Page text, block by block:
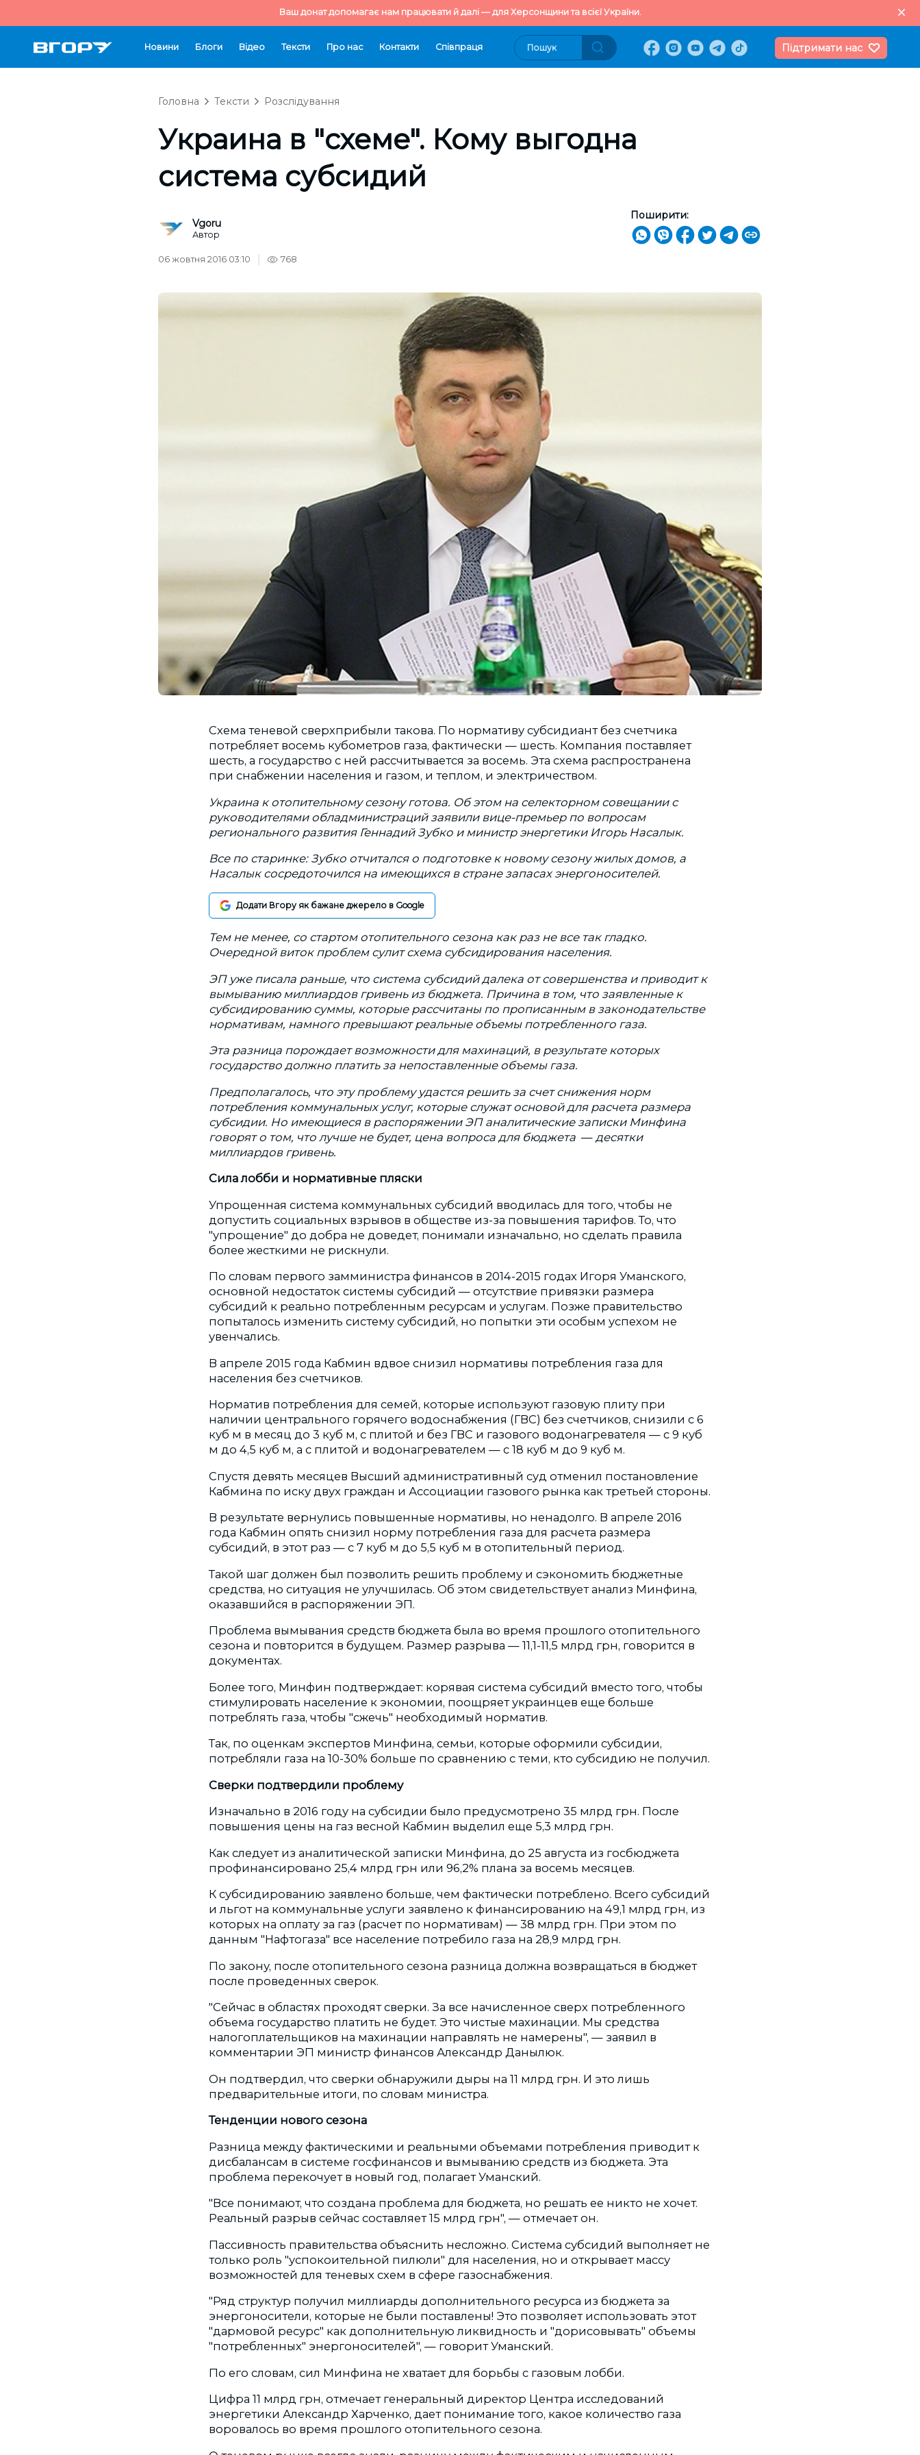
Ваш донат допомагає нам працювати й далі — для Херсонщини та всієї України.
Новини Блоги Відео Тексти Про нас Контакти Cпівпраця Підтримати нас
Головна Тексти Розслідування
Украина в "схеме". Кому выгодна
система субсидий
Vgoru
Автор
Поширити:
06 жовтня 2016 03:10 768
Схема теневой сверхприбыли такова. По нормативу субсидиант без счетчика
потребляет восемь кубометров газа, фактически — шесть. Компания поставляет
шесть, а государство с ней рассчитывается за восемь. Эта схема распространена
при снабжении населения и газом, и теплом, и электричеством.
Украина к отопительному сезону готова. Об этом на селекторном совещании с
руководителями обладминистраций заявили вице-премьер по вопросам
регионального развития Геннадий Зубко и министр энергетики Игорь Насалык.
Все по старинке: Зубко отчитался о подготовке к новому сезону жилых домов, а
Насалык сосредоточился на имеющихся в стране запасах энергоносителей.
Додати Вгору як бажане джерело в Google
Тем не менее, со стартом отопительного сезона как раз не все так гладко.
Очередной виток проблем сулит схема субсидирования населения.
ЭП уже писала раньше, что система субсидий далека от совершенства и приводит к
вымыванию миллиардов гривень из бюджета. Причина в том, что заявленные к
субсидированию суммы, которые рассчитаны по прописанным в законодательстве
нормативам, намного превышают реальные объемы потребленного газа.
Эта разница порождает возможности для махинаций, в результате которых
государство должно платить за непоставленные объемы газа.
Предполагалось, что эту проблему удастся решить за счет снижения норм
потребления коммунальных услуг, которые служат основой для расчета размера
субсидии. Но имеющиеся в распоряжении ЭП аналитические записки Минфина
говорят о том, что лучше не будет, цена вопроса для бюджета — десятки
миллиардов гривень.
Сила лобби и нормативные пляски
Упрощенная система коммунальных субсидий вводилась для того, чтобы не
допустить социальных взрывов в обществе из-за повышения тарифов. То, что
"упрощение" до добра не доведет, понимали изначально, но сделать правила
более жесткими не рискнули.
По словам первого замминистра финансов в 2014-2015 годах Игоря Уманского,
основной недостаток системы субсидий — отсутствие привязки размера
субсидий к реально потребленным ресурсам и услугам. Позже правительство
попыталось изменить систему субсидий, но попытки эти особым успехом не
увенчались.
В апреле 2015 года Кабмин вдвое снизил нормативы потребления газа для
населения без счетчиков.
Норматив потребления для семей, которые используют газовую плиту при
наличии центрального горячего водоснабжения (ГВС) без счетчиков, снизили с 6
куб м в месяц до 3 куб м, с плитой и без ГВС и газового водонагревателя — с 9 куб
м до 4,5 куб м, а с плитой и водонагревателем — с 18 куб м до 9 куб м.
Спустя девять месяцев Высший административный суд отменил постановление
Кабмина по иску двух граждан и Ассоциации газового рынка как третьей стороны.
В результате вернулись повышенные нормативы, но ненадолго. В апреле 2016
года Кабмин опять снизил норму потребления газа для расчета размера
субсидий, в этот раз — с 7 куб м до 5,5 куб м в отопительный период.
Такой шаг должен был позволить решить проблему и сэкономить бюджетные
средства, но ситуация не улучшилась. Об этом свидетельствует анализ Минфина,
оказавшийся в распоряжении ЭП.
Проблема вымывания средств бюджета была во время прошлого отопительного
сезона и повторится в будущем. Размер разрыва — 11,1-11,5 млрд грн, говорится в
документах.
Более того, Минфин подтверждает: корявая система субсидий вместо того, чтобы
стимулировать население к экономии, поощряет украинцев еще больше
потреблять газа, чтобы "сжечь" необходимый норматив.
Так, по оценкам экспертов Минфина, семьи, которые оформили субсидии,
потребляли газа на 10-30% больше по сравнению с теми, кто субсидию не получил.
Сверки подтвердили проблему
Изначально в 2016 году на субсидии было предусмотрено 35 млрд грн. После
повышения цены на газ весной Кабмин выделил еще 5,3 млрд грн.
Как следует из аналитической записки Минфина, до 25 августа из госбюджета
профинансировано 25,4 млрд грн или 96,2% плана за восемь месяцев.
К субсидированию заявлено больше, чем фактически потреблено. Всего субсидий
и льгот на коммунальные услуги заявлено к финансированию на 49,1 млрд грн, из
которых на оплату за газ (расчет по нормативам) — 38 млрд грн. При этом по
данным "Нафтогаза" все население потребило газа на 28,9 млрд грн.
По закону, после отопительного сезона разница должна возвращаться в бюджет
после проведенных сверок.
"Сейчас в областях проходят сверки. За все начисленное сверх потребленного
объема государство платить не будет. Это чистые махинации. Мы средства
налогоплательщиков на махинации направлять не намерены", — заявил в
комментарии ЭП министр финансов Александр Данылюк.
Он подтвердил, что сверки обнаружили дыры на 11 млрд грн. И это лишь
предварительные итоги, по словам министра.
Тенденции нового сезона
Разница между фактическими и реальными объемами потребления приводит к
дисбалансам в системе госфинансов и вымыванию средств из бюджета. Эта
проблема перекочует в новый год, полагает Уманский.
"Все понимают, что создана проблема для бюджета, но решать ее никто не хочет.
Реальный разрыв сейчас составляет 15 млрд грн", — отмечает он.
Пассивность правительства объяснить несложно. Система субсидий выполняет не
только роль "успокоительной пилюли" для населения, но и открывает массу
возможностей для теневых схем в сфере газоснабжения.
"Ряд структур получил миллиарды дополнительного ресурса из бюджета за
энергоносители, которые не были поставлены! Это позволяет использовать этот
"дармовой ресурс" как дополнительную ликвидность и "дорисовывать" объемы
"потребленных" энергоносителей", — говорит Уманский.
По его словам, сил Минфина не хватает для борьбы с газовым лобби.
Цифра 11 млрд грн, отмечает генеральный директор Центра исследований
энергетики Александр Харченко, дает понимание того, какое количество газа
воровалось во время прошлого отопительного сезона.